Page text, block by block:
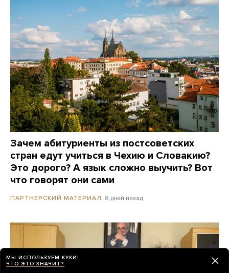
Зачем абитуриенты из постсоветских
стран едут учиться в Чехию и Словакию?
Это дорого? А язык сложно выучить? Вот
что говорят они сами
ПАРТНЕРСКИЙ МАТЕРИАЛ 8 дней назад
МЫ ИСПОЛЬЗУЕМ КУКИ!
ЧТО ЭТО ЗНАЧИТ?